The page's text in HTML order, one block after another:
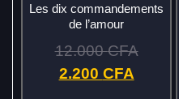
Les dix commandements
de l’amour
12.000CFA
2.200 CFA